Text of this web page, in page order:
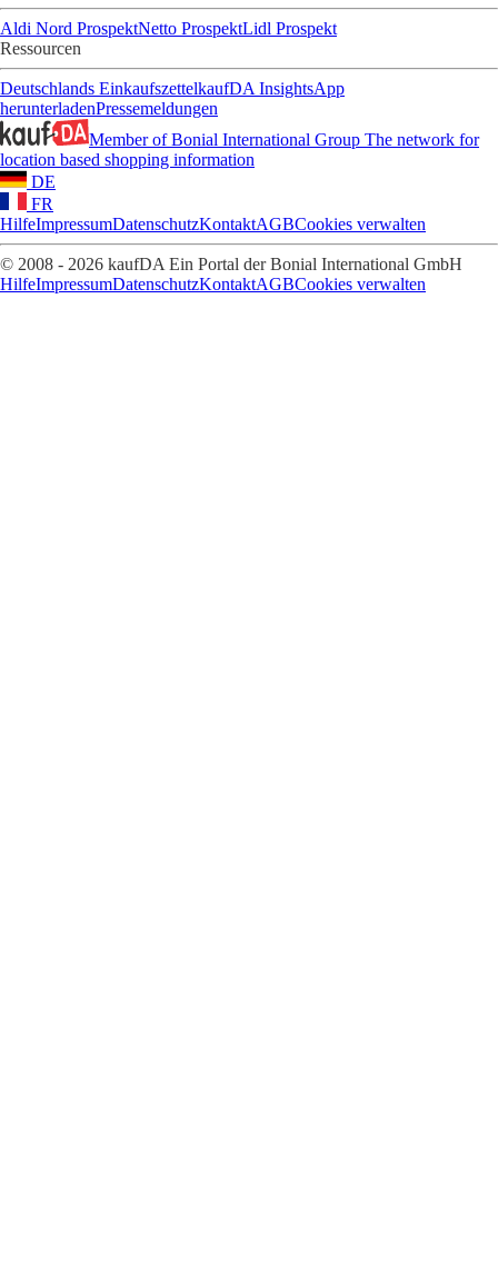
Aldi Nord ProspektNetto ProspektLidl Prospekt
Ressourcen
Deutschlands EinkaufszettelkaufDA InsightsApp
herunterladenPressemeldungen
Member of Bonial International Group The network for
location based shopping information
DE
FR
HilfeImpressumDatenschutzKontaktAGBCookies verwalten
© 2008 - 2026 kaufDA Ein Portal der Bonial International GmbH
HilfeImpressumDatenschutzKontaktAGBCookies verwalten